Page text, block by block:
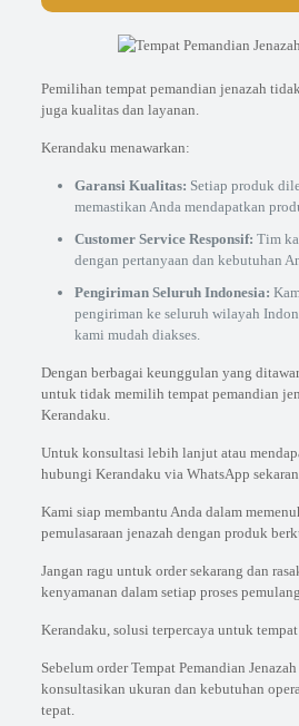
Pemilihan tempat pemandian jenazah
juga kualitas dan layanan.
Kerandaku menawarkan:
Garansi Kualitas: Setiap produk
memastikan Anda mendapatkan
Customer Service Responsif: Tim
dengan pertanyaan dan kebutuhan
Pengiriman Seluruh Indonesia:
pengiriman ke seluruh wilayah
kami mudah diakses.
Dengan berbagai keunggulan yang
untuk tidak memilih tempat pemandian
Kerandaku.
Untuk konsultasi lebih lanjut atau
hubungi Kerandaku via WhatsApp
Kami siap membantu Anda dalam
pemulasaraan jenazah dengan produk
Jangan ragu untuk order sekarang dan
kenyamanan dalam setiap proses
Kerandaku, solusi terpercaya untuk
Sebelum order Tempat Pemandian
konsultasikan ukuran dan kebutuhan
tepat.